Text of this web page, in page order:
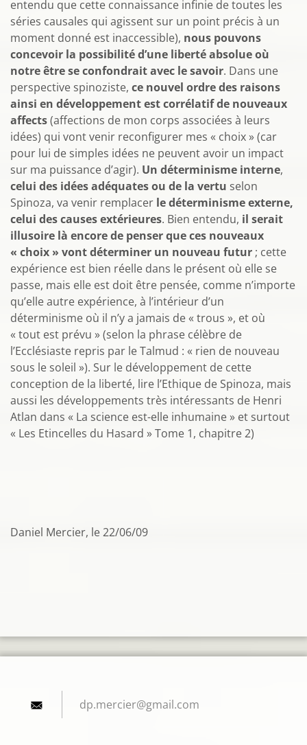
entendu que cette connaissance infinie de toutes les
séries causales qui agissent sur un point précis à un
moment donné est inaccessible), nous pouvons
concevoir la possibilité d’une liberté absolue où
notre être se confondrait avec le savoir. Dans une
perspective spinoziste, ce nouvel ordre des raisons
ainsi en développement est corrélatif de nouveaux
affects(affections de mon corps associées à leurs
idées) qui vont venir reconfigurer mes « choix » (car
pour lui de simples idées ne peuvent avoir un impact
sur ma puissance d’agir). Un déterminisme interne,
celui des idées adéquates ou de la vertu selon
Spinoza, va venir remplacer le déterminisme externe,
celui des causes extérieures. Bien entendu, il serait
illusoire là encore de penser que ces nouveaux
« choix » vont déterminer un nouveau futur ; cette
expérience est bien réelle dans le présent où elle se
passe, mais elle est doit être pensée, comme n’importe
qu’elle autre expérience, à l’intérieur d’un
déterminisme où il n’y a jamais de « trous », et où
« tout est prévu » (selon la phrase célèbre de
l’Ecclésiaste repris par le Talmud : « rien de nouveau
sous le soleil »). Sur le développement de cette
conception de la liberté, lire l’Ethique de Spinoza, mais
aussi les développements très intéressants de Henri
Atlan dans « La science est-elle inhumaine » et surtout
« Les Etincelles du Hasard » Tome 1, chapitre 2)
Daniel Mercier, le 22/06/09
dp.mercier@gmail.com